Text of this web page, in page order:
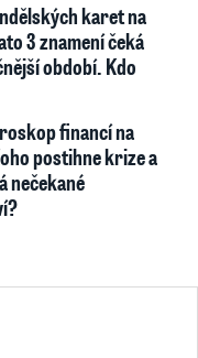
karet na
3 znamení čeká
období. Kdo
financí na
postihne krize a
nečekané